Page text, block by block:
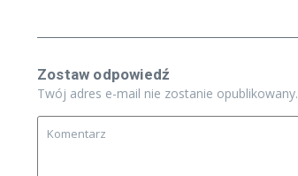
Zostaw odpowiedź
Twój adres e-mail nie zostanie opublikowany.